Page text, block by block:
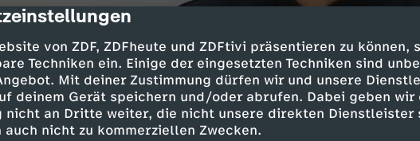
von ZDF, ZDFheute und ZDFtivi präsentieren zu können,
Techniken ein. Einige der eingesetzten Techniken sind
Mit deiner Zustimmung dürfen wir und unsere
deinem Gerät speichern und/oder abrufen. Dabei geben wir
nicht an Dritte weiter, die nicht unsere direkten Dienstleister
nicht zu kommerziellen Zwecken.